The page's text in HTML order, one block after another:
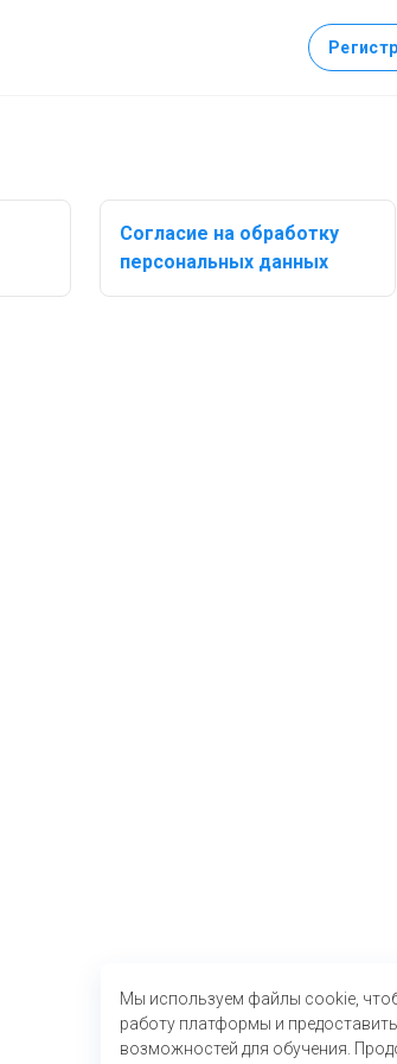
Cогласие на обработку
персональных данных
Мы используем файлы cookie,
работу платформы и
возможностей для обучения.